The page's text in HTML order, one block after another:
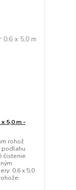
5,0 m -
rohož
podlahu
čistenie
0,6 x 5,0